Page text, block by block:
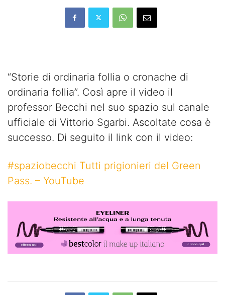
“Storie di ordinaria follia o cronache di
ordinaria follia”. Così apre il video il
professor Becchi nel suo spazio sul canale
ufficiale di Vittorio Sgarbi. Ascoltate cosa è
successo. Di seguito il link con il video:
#spaziobecchi Tutti prigionieri del Green
Pass. – YouTube